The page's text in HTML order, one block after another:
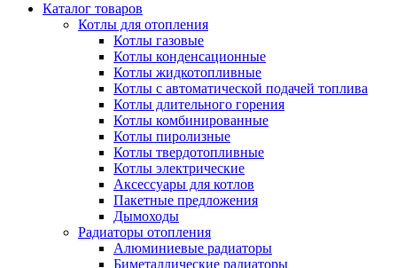
Каталог товаров
Котлы для отопления
Котлы газовые
Котлы конденсационные
Котлы жидкотопливные
Котлы с автоматической подачей топлива
Котлы длительного горения
Котлы комбинированные
Котлы пиролизные
Котлы твердотопливные
Котлы электрические
Аксессуары для котлов
Пакетные предложения
Дымоходы
Радиаторы отопления
Алюминиевые радиаторы
Биметаллические радиаторы